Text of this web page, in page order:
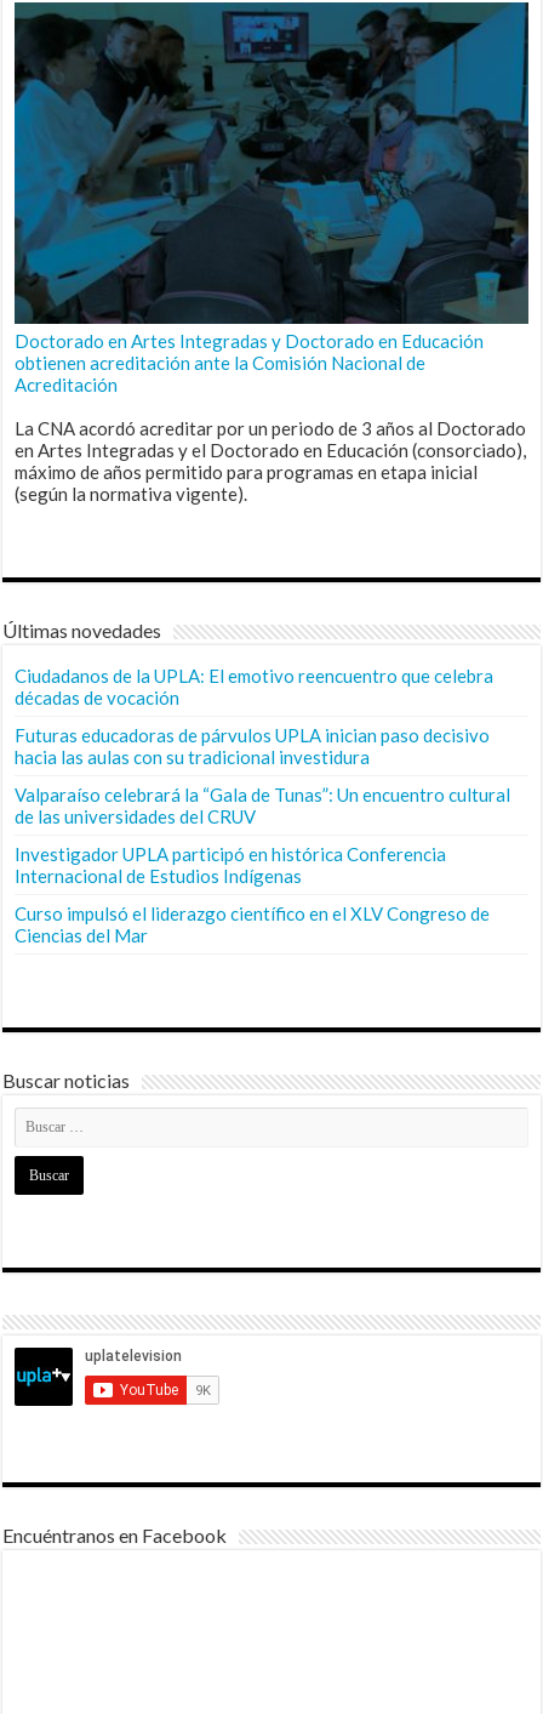
Doctorado en Artes Integradas y Doctorado en Educación
obtienen acreditación ante la Comisión Nacional de
Acreditación
La CNA acordó acreditar por un periodo de 3 años al Doctorado
en Artes Integradas y el Doctorado en Educación (consorciado),
máximo de años permitido para programas en etapa inicial
(según la normativa vigente).
Últimas novedades
Ciudadanos de la UPLA: El emotivo reencuentro que celebra
décadas de vocación
Futuras educadoras de párvulos UPLA inician paso decisivo
hacia las aulas con su tradicional investidura
Valparaíso celebrará la “Gala de Tunas”: Un encuentro cultural
de las universidades del CRUV
Investigador UPLA participó en histórica Conferencia
Internacional de Estudios Indígenas
Curso impulsó el liderazgo científico en el XLV Congreso de
Ciencias del Mar
Buscar noticias
Encuéntranos en Facebook